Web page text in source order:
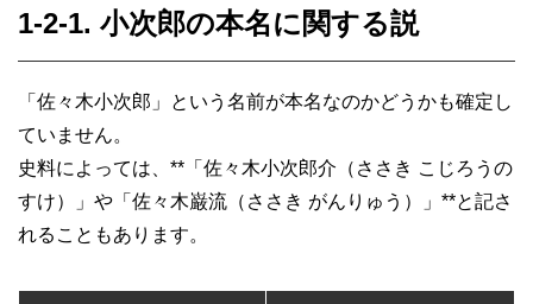
1-2-1. 小次郎の本名に関する説
「佐々木小次郎」という名前が本名なのかどうかも確定し
ていません。
史料によっては、**「佐々木小次郎介（ささき こじろうの
すけ）」や「佐々木巌流（ささき がんりゅう）」**と記さ
れることもあります。